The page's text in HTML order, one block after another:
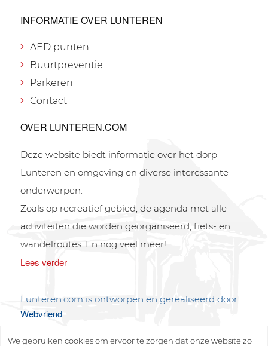
INFORMATIE OVER LUNTEREN
AED punten
Buurtpreventie
Parkeren
Contact
OVER LUNTEREN.COM
Deze website biedt informatie over het dorp
Lunteren en omgeving en diverse interessante
onderwerpen.
Zoals op recreatief gebied, de agenda met alle
activiteiten die worden georganiseerd, fiets- en
wandelroutes. En nog veel meer!
Lees verder
Lunteren.com is ontworpen en gerealiseerd door
Webvriend
We gebruiken cookies om ervoor te zorgen dat onze website zo